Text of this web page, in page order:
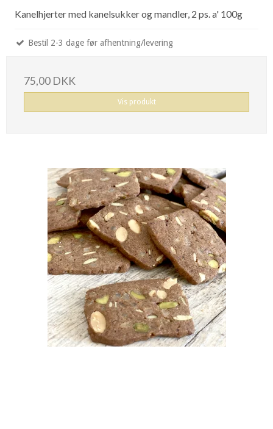
Kanelhjerter med kanelsukker og mandler, 2 ps. a' 100g
Bestil 2-3 dage før afhentning/levering
75,00 DKK
Vis produkt